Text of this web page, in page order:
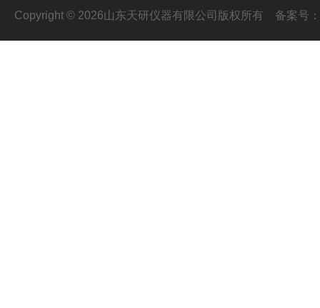
Copyright © 2026山东天研仪器有限公司版权所有 备案号